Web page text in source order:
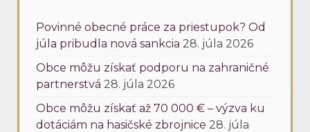
Povinné obecné práce za priestupok? Od
júla pribudla nová sankcia 28. júla 2026
Obce môžu získať podporu na zahraničné
partnerstvá 28. júla 2026
Obce môžu získať až 70 000 € – výzva ku
dotáciám na hasičské zbrojnice 28. júla